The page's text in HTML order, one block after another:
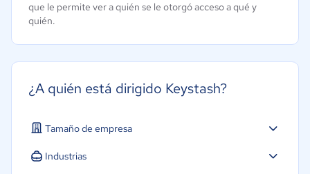
que le permite ver a quién se le otorgó acceso a qué y
quién.
¿A quién está dirigido Keystash?
Tamaño de empresa
Industrias